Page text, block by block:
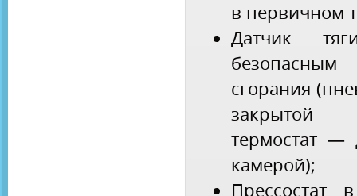
в первичном
Датчик
сгорания
закрытой
термостат —
камерой);
Прессостат